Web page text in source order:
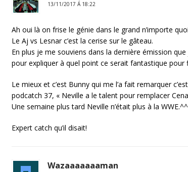
13/11/2017 Á 18:22
Ah oui là on frise le génie dans le grand n’importe
Le Aj vs Lesnar c’est la cerise sur le gâteau.
En plus je me souviens dans la dernière émission
pour expliquer à quel point ce serait fantastique pour
Le mieux et c’est Bunny qui me l’a fait remarquer
podcatch 37, « Neville a le talent pour remplacer
Une semaine plus tard Neville n’était plus à la WWE.^^
Expert catch qu’il disait!
Wazaaaaaaaman